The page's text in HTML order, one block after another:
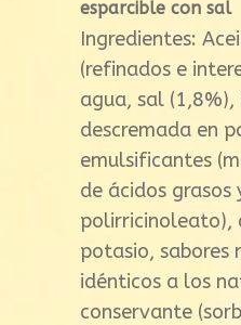
esparcible con sal
Ingredientes:
(refinados e
agua, sal (1,8%),
descremada en
emulsificantes
de ácidos
polirricinoleato),
potasio, sabores
idénticos a los
conservante